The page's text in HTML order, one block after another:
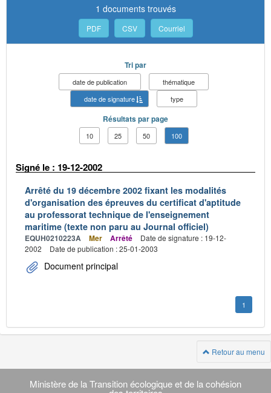
1 documents trouvés
PDF CSV Courriel
Tri par
date de publication
thématique
date de signature
type
Résultats par page
10 25 50 100
Signé le : 19-12-2002
Arrêté du 19 décembre 2002 fixant les modalités
d'organisation des épreuves du certificat d'aptitude
au professorat technique de l'enseignement
maritime (texte non paru au Journal officiel)
EQUH0210223A Mer Arrêté
Date de signature : 19-12-
2002
Date de publication : 25-01-2003
Document principal
1
Retour au menu
Navigation
transverse
Ministère de la Transition écologique et de la cohésion